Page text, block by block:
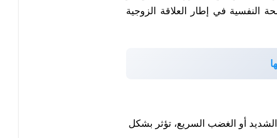
النفسية في إطار العلاقة الزوجية
أو الغضب السريع، تؤثر بشكل